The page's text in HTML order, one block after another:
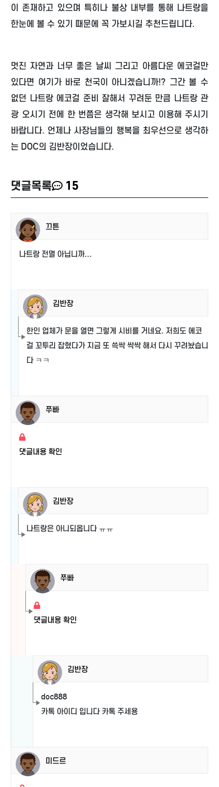
이 존재하고 있으며 특히나 불상 내부를 통해 나트랑을
한눈에 볼 수 있기 때문에 꼭 가보시길 추천드립니다.
멋진 자연과 너무 좋은 날씨 그리고 아름다운 에코걸만
있다면 여기가 바로 천국이 아니겠습니까!? 그간 볼 수
없던 나트랑 에코걸 준비 잘해서 꾸려둔 만큼 나트랑 관
광 오시기 전에 한 번쯤은 생각해 보시고 이용해 주시기
바랍니다. 언제나 사장님들의 행복을 최우선으로 생각하
는 DOC의 김반장이었습니다.
댓글목록 15
끄튼
나트랑 전멸 아닙니까...
김반장
한인 업체가 문을 열면 그렇게 시비를 거네요. 저희도 에코
걸 꼬투리 잡혔다가 지금 또 쓱싹 싹싹 해서 다시 꾸려놨습니
다 ㅋㅋ
쭈빠
댓글내용 확인
김반장
나트랑은 아니되옵니다 ㅠㅠ
쭈빠
댓글내용 확인
김반장
doc888
카톡 아이디 입니다 카톡 주세용
미드르